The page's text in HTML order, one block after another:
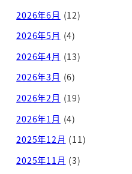
2026年6月 (12)
2026年5月 (4)
2026年4月 (13)
2026年3月 (6)
2026年2月 (19)
2026年1月 (4)
2025年12月 (11)
2025年11月 (3)